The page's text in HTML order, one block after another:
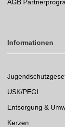
AGB
Informationen
USK/PEGI
Entsorgung &
Kerzen